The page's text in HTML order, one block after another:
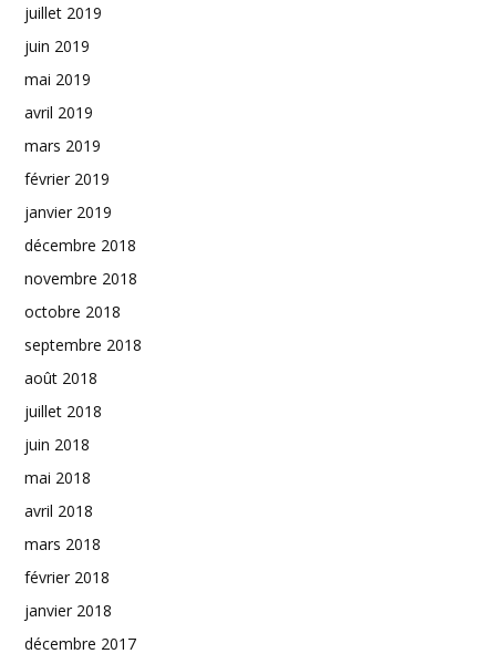
juillet 2019
juin 2019
mai 2019
avril 2019
mars 2019
février 2019
janvier 2019
décembre 2018
novembre 2018
octobre 2018
septembre 2018
août 2018
juillet 2018
juin 2018
mai 2018
avril 2018
mars 2018
février 2018
janvier 2018
décembre 2017